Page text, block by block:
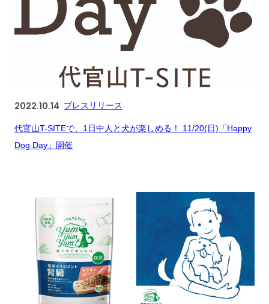
2022.10.14 プレスリリース
代官山T-SITEで、1日中人と犬が楽しめる！ 11/20(日)「Happy
Dog Day」開催